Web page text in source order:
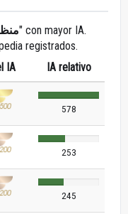
" con mayor IA.
registrados.
IA IA relativo
578
253
245